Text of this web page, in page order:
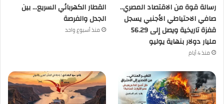
رسالة قوة من الاقتصاد المصري..
صافي الاحتياطي الأجنبي يسجل
قفزة تاريخية ويصل إلى 56.29
مليار دولار بنهاية يوليو
منذ 4 أيام
القطار الكهربائي السريع… بين
الجدل والفرصة
منذ أسبوع واحد